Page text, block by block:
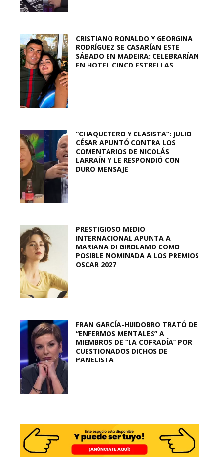
CRISTIANO RONALDO Y GEORGINA
RODRÍGUEZ SE CASARÍAN ESTE
SÁBADO EN MADEIRA: CELEBRARÍAN
EN HOTEL CINCO ESTRELLAS
“CHAQUETERO Y CLASISTA”: JULIO
CÉSAR APUNTÓ CONTRA LOS
COMENTARIOS DE NICOLÁS
LARRAÍN Y LE RESPONDIÓ CON
DURO MENSAJE
PRESTIGIOSO MEDIO
INTERNACIONAL APUNTA A
MARIANA DI GIROLAMO COMO
POSIBLE NOMINADA A LOS PREMIOS
OSCAR 2027
FRAN GARCÍA-HUIDOBRO TRATÓ DE
“ENFERMOS MENTALES” A
MIEMBROS DE “LA COFRADÍA” POR
CUESTIONADOS DICHOS DE
PANELISTA